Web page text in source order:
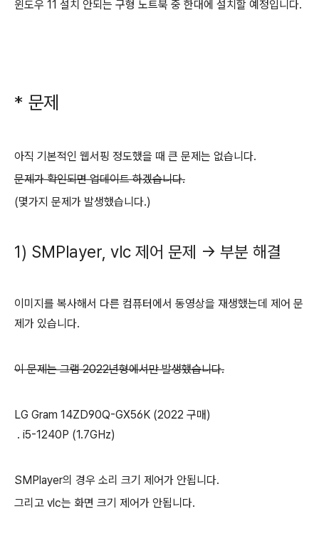
윈도우 11 설치 안되는 구형 노트북 중 한대에 설치할 예정입니다.
* 문제
아직 기본적인 웹서핑 정도했을 때 큰 문제는 없습니다.
문제가 확인되면 업데이트 하겠습니다.
(몇가지 문제가 발생했습니다.)
1) SMPlayer, vlc 제어 문제 -> 부분 해결
이미지를 복사해서 다른 컴퓨터에서 동영상을 재생했는데 제어 문
제가 있습니다.
이 문제는 그램 2022년형에서만 발생했습니다.
LG Gram 14ZD90Q-GX56K (2022 구매)
. i5-1240P (1.7GHz)
SMPlayer의 경우 소리 크기 제어가 안됩니다.
그리고 vlc는 화면 크기 제어가 안됩니다.